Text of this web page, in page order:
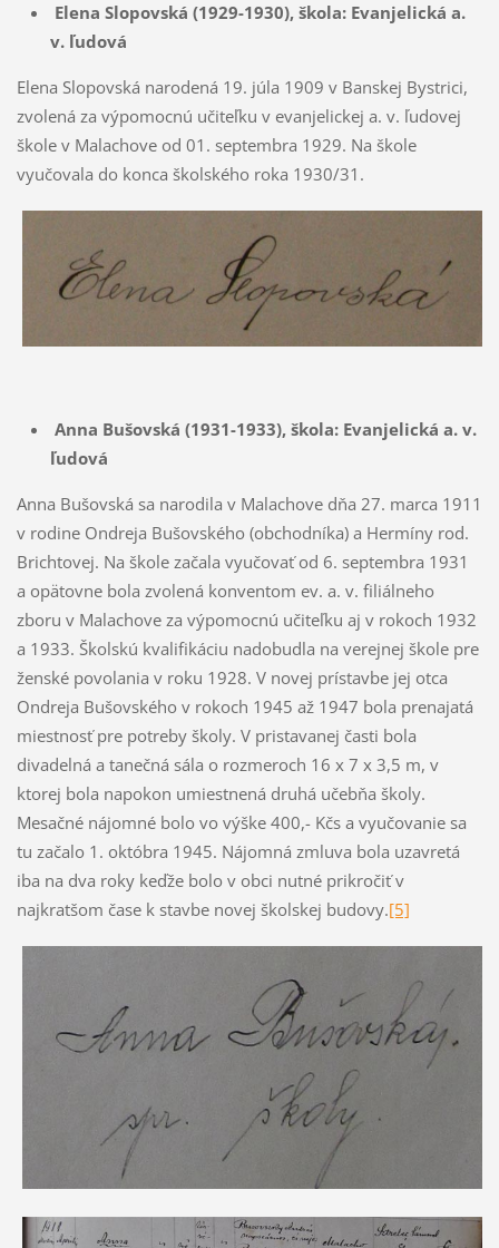
Elena Slopovská (1929-1930), škola: Evanjelická a.
v. ľudová
Elena Slopovská narodená 19. júla 1909 v Banskej Bystrici,
zvolená za výpomocnú učiteľku v evanjelickej a. v. ľudovej
škole v Malachove od 01. septembra 1929. Na škole
vyučovala do konca školského roka 1930/31.
Anna Bušovská (1931-1933), škola: Evanjelická a. v.
ľudová
Anna Bušovská sa narodila v Malachove dňa 27. marca 1911
v rodine Ondreja Bušovského (obchodníka) a Hermíny rod.
Brichtovej. Na škole začala vyučovať od 6. septembra 1931
a opätovne bola zvolená konventom ev. a. v. filiálneho
zboru v Malachove za výpomocnú učiteľku aj v rokoch 1932
a 1933. Školskú kvalifikáciu nadobudla na verejnej škole pre
ženské povolania v roku 1928. V novej prístavbe jej otca
Ondreja Bušovského v rokoch 1945 až 1947 bola prenajatá
miestnosť pre potreby školy. V pristavanej časti bola
divadelná a tanečná sála o rozmeroch 16 x 7 x 3,5 m, v
ktorej bola napokon umiestnená druhá učebňa školy.
Mesačné nájomné bolo vo výške 400,- Kčs a vyučovanie sa
tu začalo 1. októbra 1945. Nájomná zmluva bola uzavretá
iba na dva roky keďže bolo v obci nutné prikročiť v
najkratšom čase k stavbe novej školskej budovy.[5]